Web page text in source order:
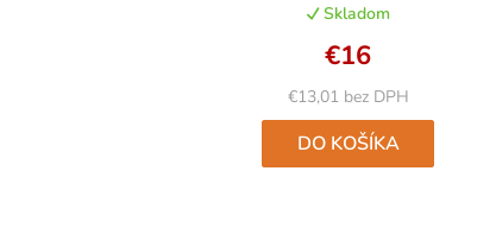
je
5,0
z
5
hviezdičiek.
Skladom
€13,01 bez DPH
€16
DO KOŠÍKA